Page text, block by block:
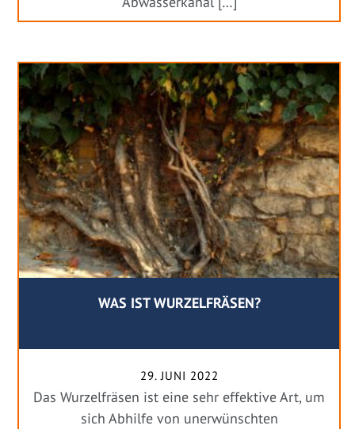
WAS IST WURZELFRÄSEN?
29. JUNI 2022
Das Wurzelfräsen ist eine sehr effektive Art, um
sich Abhilfe von unerwünschten